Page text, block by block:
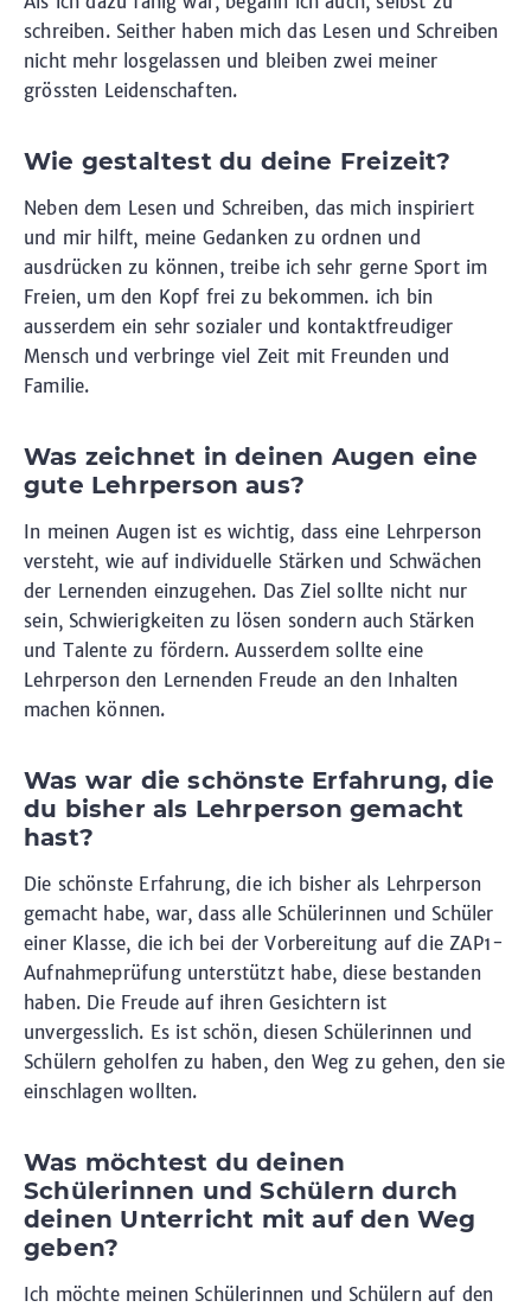
schreiben. Seither haben mich das Lesen und Schreiben
nicht mehr losgelassen und bleiben zwei meiner
grössten Leidenschaften.
Wie gestaltest du deine Freizeit?
Neben dem Lesen und Schreiben, das mich inspiriert
und mir hilft, meine Gedanken zu ordnen und
ausdrücken zu können, treibe ich sehr gerne Sport im
Freien, um den Kopf frei zu bekommen. ich bin
ausserdem ein sehr sozialer und kontaktfreudiger
Mensch und verbringe viel Zeit mit Freunden und
Familie.
Was zeichnet in deinen Augen eine
gute Lehrperson aus?
In meinen Augen ist es wichtig, dass eine Lehrperson
versteht, wie auf individuelle Stärken und Schwächen
der Lernenden einzugehen. Das Ziel sollte nicht nur
sein, Schwierigkeiten zu lösen sondern auch Stärken
und Talente zu fördern. Ausserdem sollte eine
Lehrperson den Lernenden Freude an den Inhalten
machen können.
Was war die schönste Erfahrung, die
du bisher als Lehrperson gemacht
hast?
Die schönste Erfahrung, die ich bisher als Lehrperson
gemacht habe, war, dass alle Schülerinnen und Schüler
einer Klasse, die ich bei der Vorbereitung auf die ZAP1-
Aufnahmeprüfung unterstützt habe, diese bestanden
haben. Die Freude auf ihren Gesichtern ist
unvergesslich. Es ist schön, diesen Schülerinnen und
Schülern geholfen zu haben, den Weg zu gehen, den sie
einschlagen wollten.
Was möchtest du deinen
Schülerinnen und Schülern durch
deinen Unterricht mit auf den Weg
geben?
Ich möchte meinen Schülerinnen und Schülern auf den